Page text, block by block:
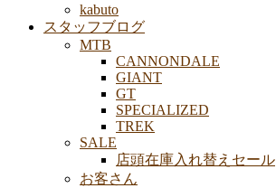
kabuto
スタッフブログ
MTB
CANNONDALE
GIANT
GT
SPECIALIZED
TREK
SALE
店頭在庫入れ替えセール
お客さん